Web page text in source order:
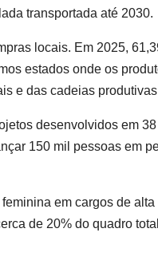
transportada até 2030.
locais. Em 2025,
estados onde os
e das cadeias
desenvolvidos em 38
150 mil pessoas em
em cargos de alta
de 20% do quadro